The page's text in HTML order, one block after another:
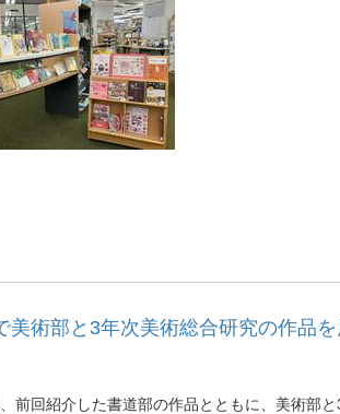
美術部と3年次美術総合研究の作品
前回紹介した書道部の作品とともに、美術部